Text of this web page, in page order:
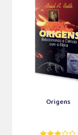
Origens